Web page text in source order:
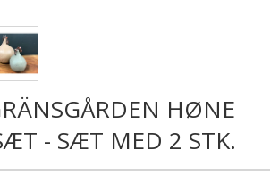
HØNE
- SÆT MED 2 STK.